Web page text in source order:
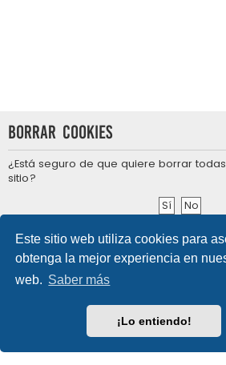
Este sitio web utiliza cookies para
obtenga la mejor experiencia en
web. Saber más
¡Lo entiendo!
Borrar cookies
¿Está seguro de que quiere borrar
sitio?
Portal Índice general
Desarrollado por
®
Traducción